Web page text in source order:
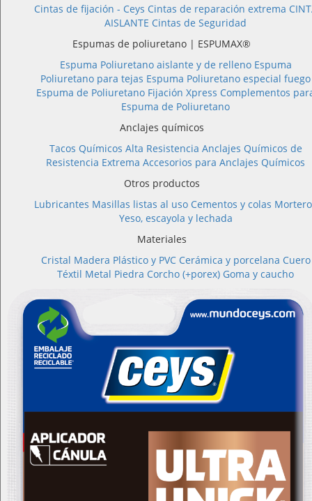
Cintas de fijación - Ceys Cintas de reparación extrema
AISLANTE Cintas de Seguridad
Espumas de poliuretano | ESPUMAX®
Espuma Poliuretano aislante y de relleno Espuma
Poliuretano para tejas Espuma Poliuretano especial fuego
Espuma de Poliuretano Fijación Xpress Complementos
Espuma de Poliuretano
Anclajes químicos
Tacos Químicos Alta Resistencia Anclajes Químicos de
Resistencia Extrema Accesorios para Anclajes Químicos
Otros productos
Lubricantes Masillas listas al uso Cementos y colas
Yeso, escayola y lechada
Materiales
Cristal Madera Plástico y PVC Cerámica y porcelana Cuero
Téxtil Metal Piedra Corcho (+porex) Goma y caucho